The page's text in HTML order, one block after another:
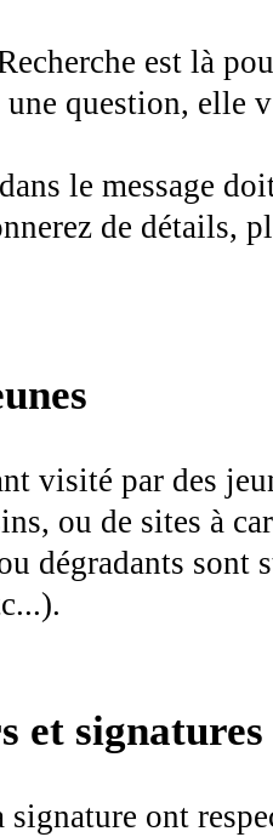
est là
question, elle
le message
de détails,
visité par des
ou de sites à
dégradants sont
et signatures
signature ont